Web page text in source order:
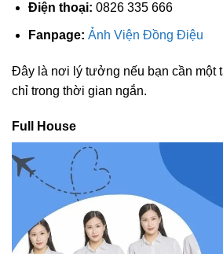
Điện thoại: 0826 335 666
Fanpage: Ảnh Viện Đồng Điệu
Đây là nơi lý tưởng nếu bạn cần một
chỉ trong thời gian ngắn.
Full House